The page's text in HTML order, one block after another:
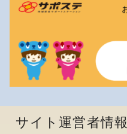
サイト運営者情報